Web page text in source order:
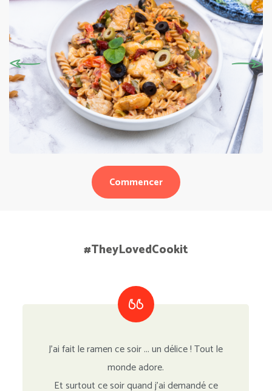
Commencer
#TheyLovedCookit
J'ai fait le ramen ce soir ... un délice ! Tout le
monde adore.
Et surtout ce soir quand j’ai demandé ce